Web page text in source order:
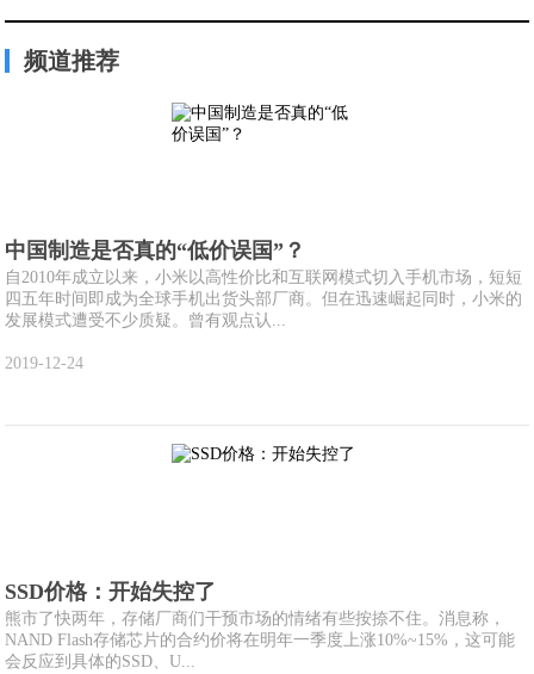
频道推荐
中国制造是否真的“低价误国”？
自2010年成立以来，小米以高性价比和互联网模式切入手机市场，短短
四五年时间即成为全球手机出货头部厂商。但在迅速崛起同时，小米的
发展模式遭受不少质疑。曾有观点认...
2019-12-24
SSD价格：开始失控了
熊市了快两年，存储厂商们干预市场的情绪有些按捺不住。消息称，
NAND Flash存储芯片的合约价将在明年一季度上涨10%~15%，这可能
会反应到具体的SSD、U...